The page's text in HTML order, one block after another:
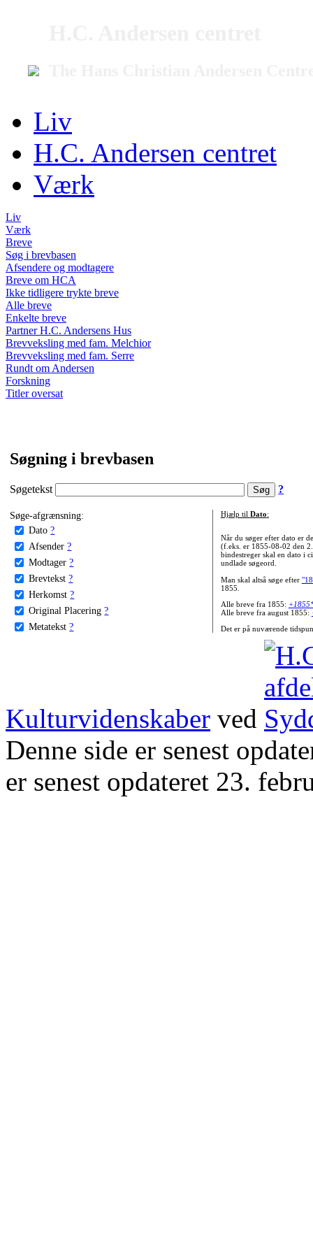
Liv
H.C. Andersen centret
Værk
Liv
Værk
Breve
Søg i brevbasen
Afsendere og modtagere
Breve om HCA
Ikke tidligere trykte breve
Alle breve
Enkelte breve
Partner H.C. Andersens Hus
Brevveksling med fam. Melchior
Brevveksling med fam. Serre
Rundt om Andersen
Forskning
Titler oversat
Søgning i brevbasen
Søgetekst ?
Søge-afgrænsning:
Dato ?
Afsender ?
Modtager ?
Brevtekst ?
Herkomst ?
Original Placering ?
Metatekst ?
Hjælp til Dato:
Når du søger efter dato er
(f.eks. er 1855-08-02 den
bindestreger skal en dato i
undlade søgeord.
Man skal altså søge efter
1855.
Alle breve fra 1855:
Alle breve fra august 1855:
Det er på nuværende
Kulturvidenskaber ved
Denne side er senest
er senest opdateret 23.